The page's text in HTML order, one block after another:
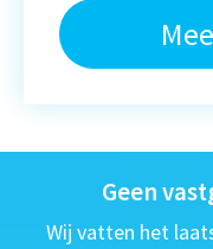
Geen
Wij vatten het